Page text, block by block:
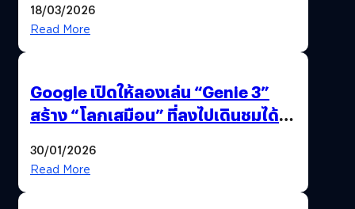
18/03/2026
Read More
Google เปิดให้ลองเล่น “Genie 3”
สร้าง “โลกเสมือน” ที่ลงไปเดินชมได้
30/01/2026
Read More